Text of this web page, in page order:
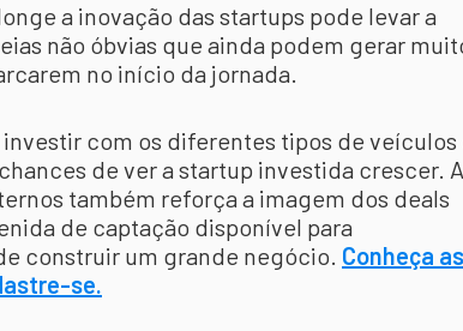
a inovação das startups pode levar a
não óbvias que ainda podem gerar
no início da jornada.
com os diferentes tipos de veículos
de ver a startup investida crescer. A
também reforça a imagem dos deals
de captação disponível para
construir um grande negócio. Conheça as
se.